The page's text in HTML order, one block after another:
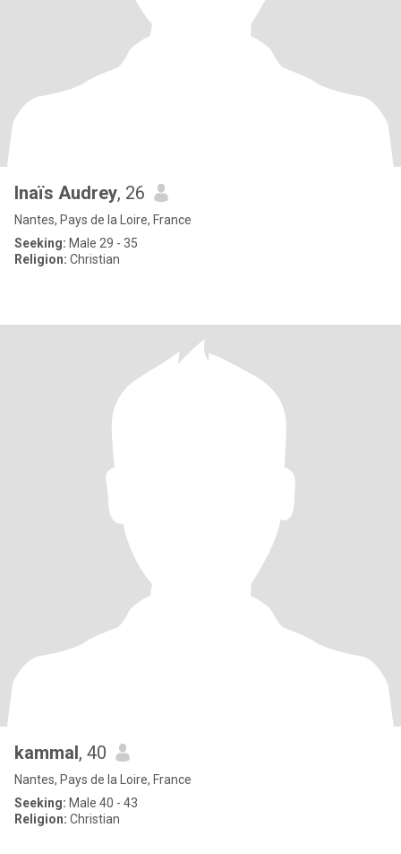
Inaïs Audrey, 26
Nantes, Pays de la Loire, France
Seeking: Male 29 - 35
Religion: Christian
kammal, 40
Nantes, Pays de la Loire, France
Seeking: Male 40 - 43
Religion: Christian